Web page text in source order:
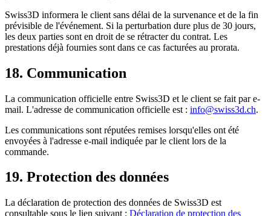
Swiss3D informera le client sans délai de la survenance et de la fin
prévisible de l'événement. Si la perturbation dure plus de 30 jours,
les deux parties sont en droit de se rétracter du contrat. Les
prestations déjà fournies sont dans ce cas facturées au prorata.
18. Communication
La communication officielle entre Swiss3D et le client se fait par e-
mail. L'adresse de communication officielle est : info@swiss3d.ch.
Les communications sont réputées remises lorsqu'elles ont été
envoyées à l'adresse e-mail indiquée par le client lors de la
commande.
19. Protection des données
La déclaration de protection des données de Swiss3D est
consultable sous le lien suivant : Déclaration de protection des